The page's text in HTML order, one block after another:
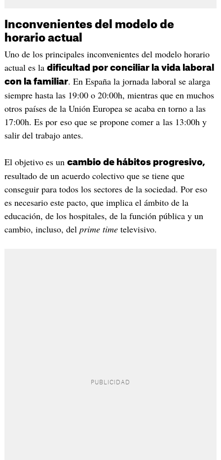
Inconvenientes del modelo de
horario actual
Uno de los principales inconvenientes del modelo horario
actual es la dificultad por conciliar la vida laboral
con la familiar. En España la jornada laboral se alarga
siempre hasta las 19:00 o 20:00h, mientras que en muchos
otros países de la Unión Europea se acaba en torno a las
17:00h. Es por eso que se propone comer a las 13:00h y
salir del trabajo antes.
El objetivo es un cambio de hábitos progresivo,
resultado de un acuerdo colectivo que se tiene que
conseguir para todos los sectores de la sociedad. Por eso
es necesario este pacto, que implica el ámbito de la
educación, de los hospitales, de la función pública y un
cambio, incluso, del prime timetelevisivo.